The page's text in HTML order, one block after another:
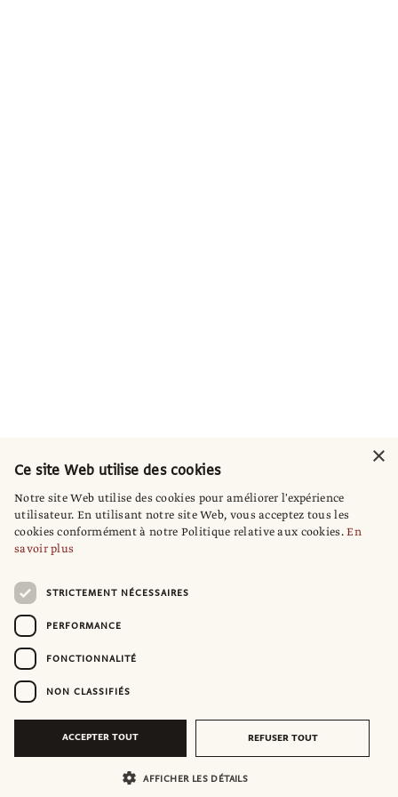
×
Ce site Web utilise des cookies
Notre site Web utilise des cookies pour améliorer l'expérience
utilisateur. En utilisant notre site Web, vous acceptez tous les
cookies conformément à notre Politique relative aux cookies.En
savoir plus
STRICTEMENT NÉCESSAIRES
PERFORMANCE
FONCTIONNALITÉ
NON CLASSIFIÉS
ACCEPTER TOUT REFUSER TOUT
AFFICHER LES DÉTAILS